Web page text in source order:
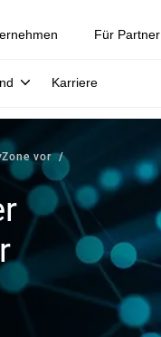
Für Partner
Karriere
vor